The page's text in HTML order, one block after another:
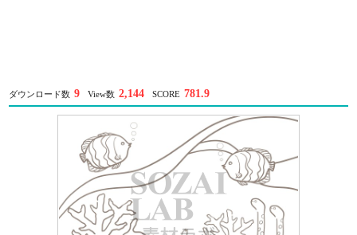
ダウンロード数 9 View数 2,144 SCORE 781.9